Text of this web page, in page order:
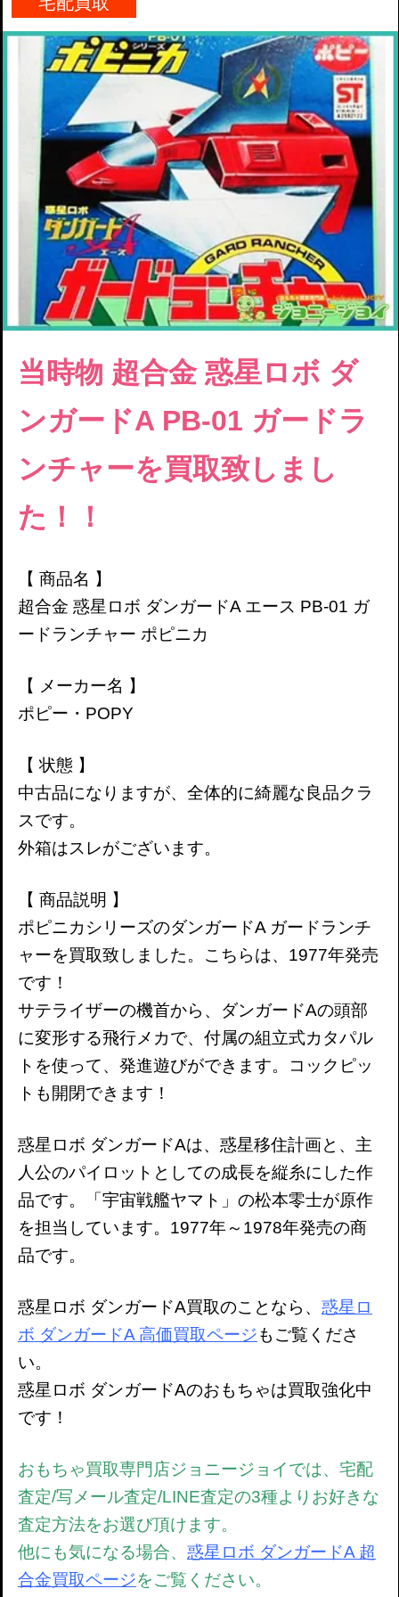
当時物 超合金 惑星ロボ ダ
ンガードA PB-01 ガードラ
ンチャーを買取致しまし
た！！
【 商品名 】
超合金 惑星ロボ ダンガードA エース PB-01 ガ
ードランチャー ポピニカ
【 メーカー名 】
ポピー・POPY
【 状態 】
中古品になりますが、全体的に綺麗な良品クラ
スです。
外箱はスレがございます。
【 商品説明 】
ポピニカシリーズのダンガードA ガードランチ
ャーを買取致しました。こちらは、1977年発売
です！
サテライザーの機首から、ダンガードAの頭部
に変形する飛行メカで、付属の組立式カタパル
トを使って、発進遊びができます。コックピッ
トも開閉できます！
惑星ロボ ダンガードAは、惑星移住計画と、主
人公のパイロットとしての成長を縦糸にした作
品です。「宇宙戦艦ヤマト」の松本零士が原作
を担当しています。1977年～1978年発売の商
品です。
惑星ロボ ダンガードA買取のことなら、 惑星ロ
ボ ダンガードA 高価買取ページもご覧くださ
い。
惑星ロボ ダンガードAのおもちゃは買取強化中
です！
おもちゃ買取専門店ジョニージョイでは、宅配
査定/写メール査定/LINE査定の3種よりお好きな
査定方法をお選び頂けます。
他にも気になる場合、 惑星ロボ ダンガードA 超
合金買取ページをご覧ください。